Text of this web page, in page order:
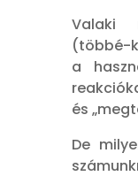
Valaki
(többé-
a
és
De